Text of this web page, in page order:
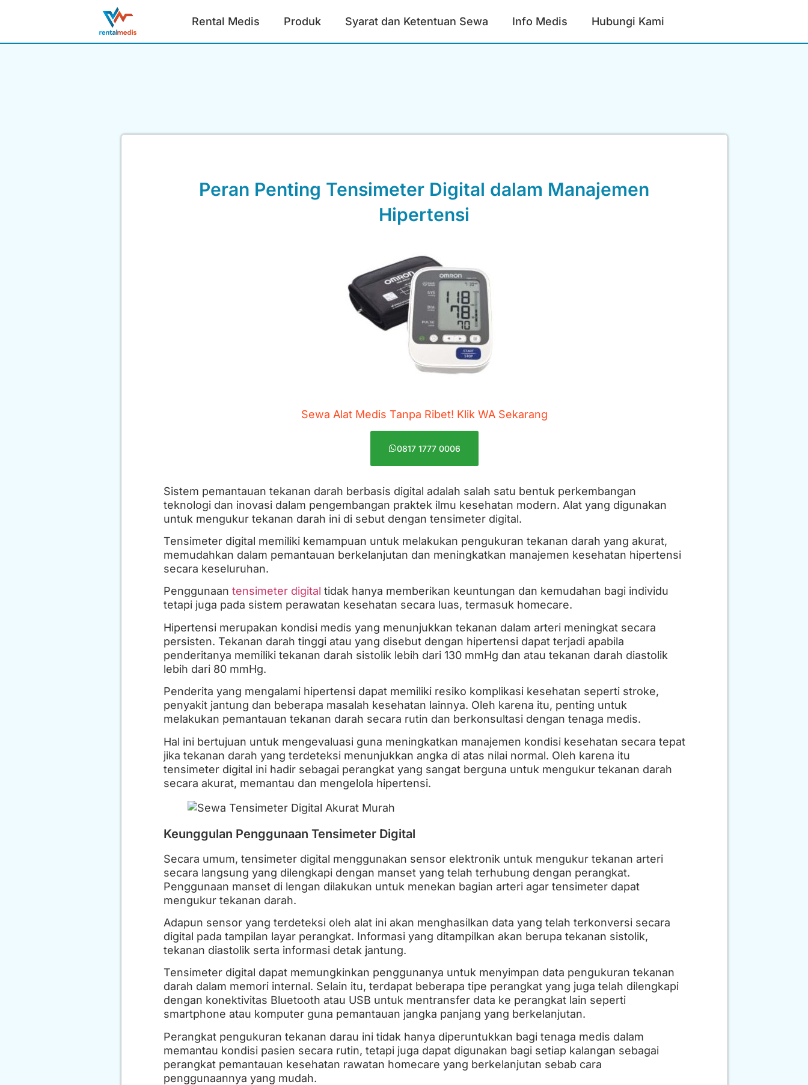
Rental Medis Produk Syarat dan Ketentuan Sewa Info Medis Hubungi Kami
Peran Penting Tensimeter Digital dalam Manajemen
Hipertensi
Sewa Alat Medis Tanpa Ribet! Klik WA Sekarang
0817 1777 0006
Sistem pemantauan tekanan darah berbasis digital adalah salah satu bentuk perkembangan
teknologi dan inovasi dalam pengembangan praktek ilmu kesehatan modern. Alat yang digunakan
untuk mengukur tekanan darah ini di sebut dengan tensimeter digital.
Tensimeter digital memiliki kemampuan untuk melakukan pengukuran tekanan darah yang akurat,
memudahkan dalam pemantauan berkelanjutan dan meningkatkan manajemen kesehatan hipertensi
secara keseluruhan.
Penggunaan tensimeter digital tidak hanya memberikan keuntungan dan kemudahan bagi individu
tetapi juga pada sistem perawatan kesehatan secara luas, termasuk homecare.
Hipertensi merupakan kondisi medis yang menunjukkan tekanan dalam arteri meningkat secara
persisten. Tekanan darah tinggi atau yang disebut dengan hipertensi dapat terjadi apabila
penderitanya memiliki tekanan darah sistolik lebih dari 130 mmHg dan atau tekanan darah diastolik
lebih dari 80 mmHg.
Penderita yang mengalami hipertensi dapat memiliki resiko komplikasi kesehatan seperti stroke,
penyakit jantung dan beberapa masalah kesehatan lainnya. Oleh karena itu, penting untuk
melakukan pemantauan tekanan darah secara rutin dan berkonsultasi dengan tenaga medis.
Hal ini bertujuan untuk mengevaluasi guna meningkatkan manajemen kondisi kesehatan secara tepat
jika tekanan darah yang terdeteksi menunjukkan angka di atas nilai normal. Oleh karena itu
tensimeter digital ini hadir sebagai perangkat yang sangat berguna untuk mengukur tekanan darah
secara akurat, memantau dan mengelola hipertensi.
Keunggulan Penggunaan Tensimeter Digital
Secara umum, tensimeter digital menggunakan sensor elektronik untuk mengukur tekanan arteri
secara langsung yang dilengkapi dengan manset yang telah terhubung dengan perangkat.
Penggunaan manset di lengan dilakukan untuk menekan bagian arteri agar tensimeter dapat
mengukur tekanan darah.
Adapun sensor yang terdeteksi oleh alat ini akan menghasilkan data yang telah terkonversi secara
digital pada tampilan layar perangkat. Informasi yang ditampilkan akan berupa tekanan sistolik,
tekanan diastolik serta informasi detak jantung.
Tensimeter digital dapat memungkinkan penggunanya untuk menyimpan data pengukuran tekanan
darah dalam memori internal. Selain itu, terdapat beberapa tipe perangkat yang juga telah dilengkapi
dengan konektivitas Bluetooth atau USB untuk mentransfer data ke perangkat lain seperti
smartphone atau komputer guna pemantauan jangka panjang yang berkelanjutan.
Perangkat pengukuran tekanan darau ini tidak hanya diperuntukkan bagi tenaga medis dalam
memantau kondisi pasien secara rutin, tetapi juga dapat digunakan bagi setiap kalangan sebagai
perangkat pemantauan kesehatan rawatan homecare yang berkelanjutan sebab cara
penggunaannya yang mudah.